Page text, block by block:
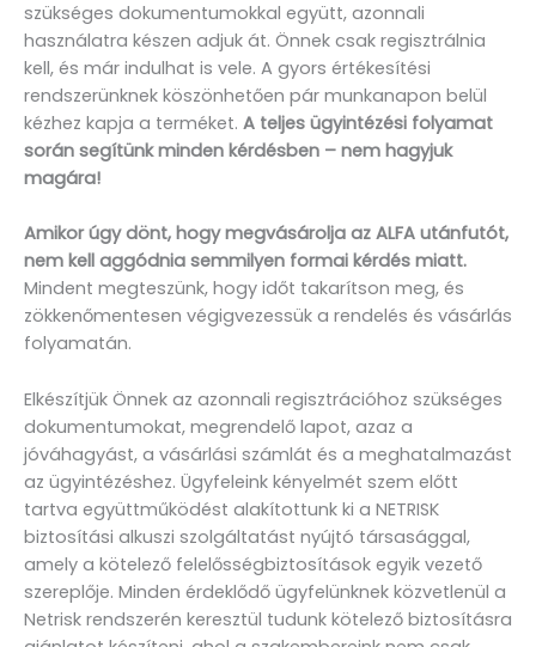
szükséges dokumentumokkal együtt, azonnali
használatra készen adjuk át. Önnek csak regisztrálnia
kell, és már indulhat is vele. A gyors értékesítési
rendszerünknek köszönhetően pár munkanapon belül
kézhez kapja a terméket. A teljes ügyintézési folyamat
során segítünk minden kérdésben – nem hagyjuk
magára!
Amikor úgy dönt, hogy megvásárolja az ALFA utánfutót,
nem kell aggódnia semmilyen formai kérdés miatt.
Mindent megteszünk, hogy időt takarítson meg, és
zökkenőmentesen végigvezessük a rendelés és vásárlás
folyamatán.
Elkészítjük Önnek az azonnali regisztrációhoz szükséges
dokumentumokat, megrendelő lapot, azaz a
jóváhagyást, a vásárlási számlát és a meghatalmazást
az ügyintézéshez. Ügyfeleink kényelmét szem előtt
tartva együttműködést alakítottunk ki a NETRISK
biztosítási alkuszi szolgáltatást nyújtó társasággal,
amely a kötelező felelősségbiztosítások egyik vezető
szereplője. Minden érdeklődő ügyfelünknek közvetlenül a
Netrisk rendszerén keresztül tudunk kötelező biztosításra